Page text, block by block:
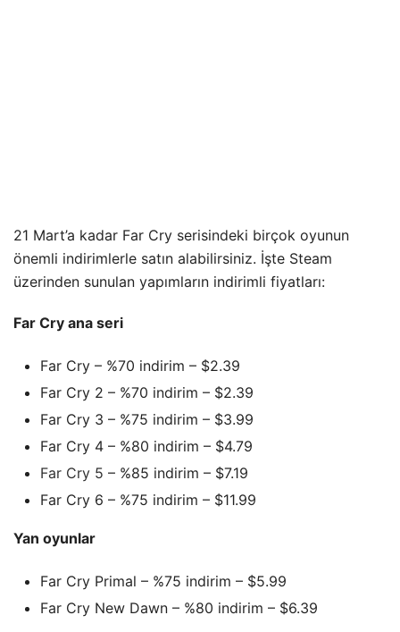
21 Mart’a kadar Far Cry serisindeki birçok oyunun
önemli indirimlerle satın alabilirsiniz. İşte Steam
üzerinden sunulan yapımların indirimli fiyatları:
Far Cry ana seri
Far Cry – %70 indirim – $2.39
Far Cry 2 – %70 indirim – $2.39
Far Cry 3 – %75 indirim – $3.99
Far Cry 4 – %80 indirim – $4.79
Far Cry 5 – %85 indirim – $7.19
Far Cry 6 – %75 indirim – $11.99
Yan oyunlar
Far Cry Primal – %75 indirim – $5.99
Far Cry New Dawn – %80 indirim – $6.39